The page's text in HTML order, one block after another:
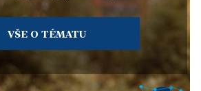
VŠE O TÉMATU